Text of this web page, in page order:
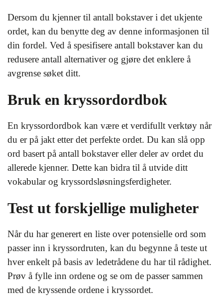
Dersom du kjenner til antall bokstaver i det ukjente
ordet, kan du benytte deg av denne informasjonen til
din fordel. Ved å spesifisere antall bokstaver kan du
redusere antall alternativer og gjøre det enklere å
avgrense søket ditt.
Bruk en kryssordordbok
En kryssordordbok kan være et verdifullt verktøy når
du er på jakt etter det perfekte ordet. Du kan slå opp
ord basert på antall bokstaver eller deler av ordet du
allerede kjenner. Dette kan bidra til å utvide ditt
vokabular og kryssordsløsningsferdigheter.
Test ut forskjellige muligheter
Når du har generert en liste over potensielle ord som
passer inn i kryssordruten, kan du begynne å teste ut
hver enkelt på basis av ledetrådene du har til rådighet.
Prøv å fylle inn ordene og se om de passer sammen
med de kryssende ordene i kryssordet.